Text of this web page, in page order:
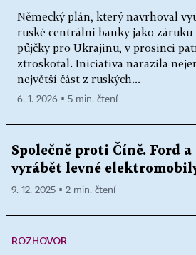
Německý plán, který navrhoval
ruské centrální banky jako
půjčky pro Ukrajinu, v prosinci
ztroskotal. Iniciativa narazila
největší část z ruských...
6. 1. 2026 ▪ 5 min. čtení
Společně proti Číně. Ford
vyrábět levné
9. 12. 2025 ▪ 2 min. čtení
ROZHOVOR